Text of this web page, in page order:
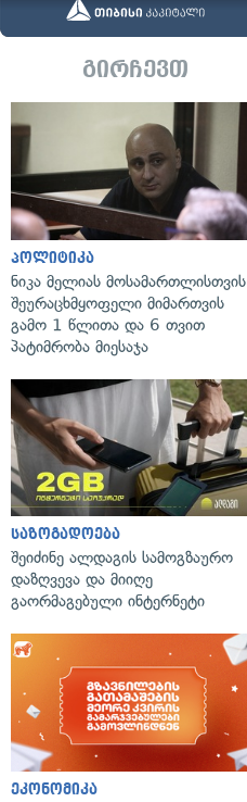
გირჩევთ
პოლიტიკა
ნიკა მელიას მოსამართლისთვის
შეურაცხმყოფელი მიმართვის
გამო 1 წლითა და 6 თვით
პატიმრობა მიესაჯა
საზოგადოება
შეიძინე ალდაგის სამოგზაურო
დაზღვევა და მიიღე
გაორმაგებული ინტერნეტი
ეკონომიკა